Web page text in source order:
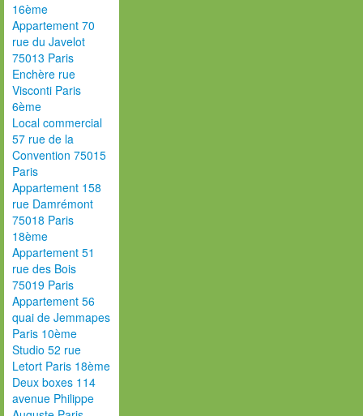
16ème
Appartement 70
rue du Javelot
75013 Paris
Enchère rue
Visconti Paris
6ème
Local commercial
57 rue de la
Convention 75015
Paris
Appartement 158
rue Damrémont
75018 Paris
18ème
Appartement 51
rue des Bois
75019 Paris
Appartement 56
quai de Jemmapes
Paris 10ème
Studio 52 rue
Letort Paris 18ème
Deux boxes 114
avenue Philippe